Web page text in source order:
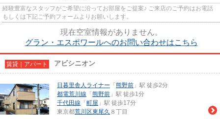
経験豊富なスタッフがご希望に沿ってお部屋をご提案♪ ご来店のご予約はお電話
もしくは下記ご予約フォームよりお願いします。
現在空室情報がありません。
グラン・エスポワールへのお問い合わせはこちら
賃貸｜アパート アビシニオン
日暮里舎人ライナー 「 熊野前 」駅 徒歩2分
都電荒川線 「 熊野前 」駅 徒歩1分
千代田線 「 町屋 」駅 徒歩17分
東京都荒川区東尾久 ８丁目